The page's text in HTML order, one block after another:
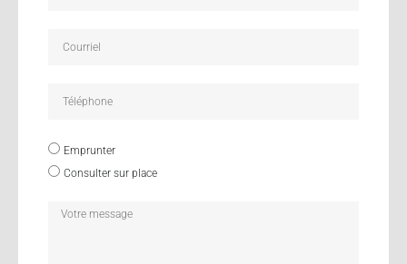
Emprunter
Consulter sur place